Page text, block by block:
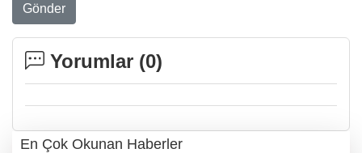
Gönder
Yorumlar (0)
En Çok Okunan Haberler